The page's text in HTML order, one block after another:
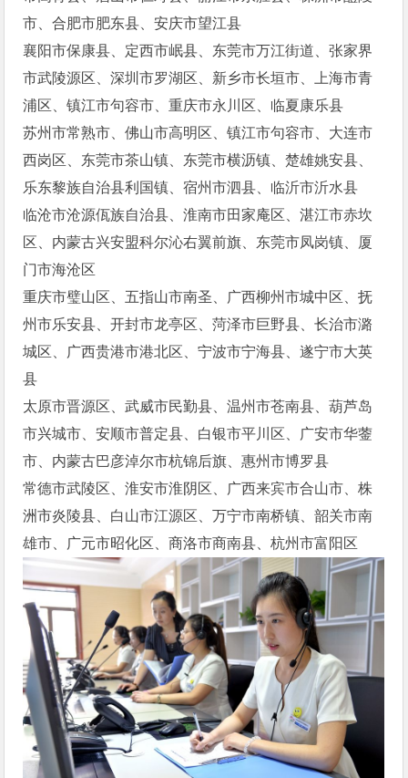
市、合肥市肥东县、安庆市望江县
襄阳市保康县、定西市岷县、东莞市万江街道、张家界
市武陵源区、深圳市罗湖区、新乡市长垣市、上海市青
浦区、镇江市句容市、重庆市永川区、临夏康乐县
苏州市常熟市、佛山市高明区、镇江市句容市、大连市
西岗区、东莞市茶山镇、东莞市横沥镇、楚雄姚安县、
乐东黎族自治县利国镇、宿州市泗县、临沂市沂水县
临沧市沧源佤族自治县、淮南市田家庵区、湛江市赤坎
区、内蒙古兴安盟科尔沁右翼前旗、东莞市凤岗镇、厦
门市海沧区
重庆市璧山区、五指山市南圣、广西柳州市城中区、抚
州市乐安县、开封市龙亭区、菏泽市巨野县、长治市潞
城区、广西贵港市港北区、宁波市宁海县、遂宁市大英
县
太原市晋源区、武威市民勤县、温州市苍南县、葫芦岛
市兴城市、安顺市普定县、白银市平川区、广安市华蓥
市、内蒙古巴彦淖尔市杭锦后旗、惠州市博罗县
常德市武陵区、淮安市淮阴区、广西来宾市合山市、株
洲市炎陵县、白山市江源区、万宁市南桥镇、韶关市南
雄市、广元市昭化区、商洛市商南县、杭州市富阳区